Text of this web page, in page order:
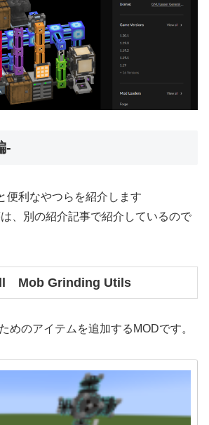
-
便利なやつらを紹介します
、別の紹介記事で紹介しているので
Mob Grinding Utils
めのアイテムを追加するMODです。